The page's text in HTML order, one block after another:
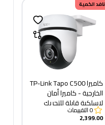
نافد الكمية
كاميرا TP-Link Tapo C500
الخارجية - كاميرا أمان
لاسلكية قابلة للتحريك
والإمالة
0التقييمات
2,399.00